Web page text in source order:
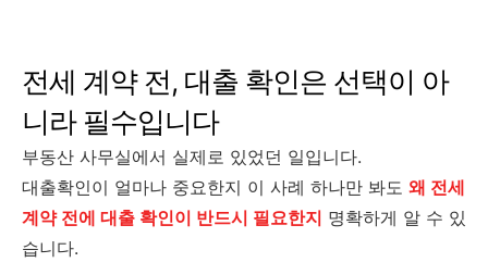
전세 계약 전, 대출 확인은 선택이 아
니라 필수입니다
부동산 사무실에서 실제로 있었던 일입니다.
대출확인이 얼마나 중요한지 이 사례 하나만 봐도 왜 전세
계약 전에 대출 확인이 반드시 필요한지 명확하게 알 수 있
습니다.